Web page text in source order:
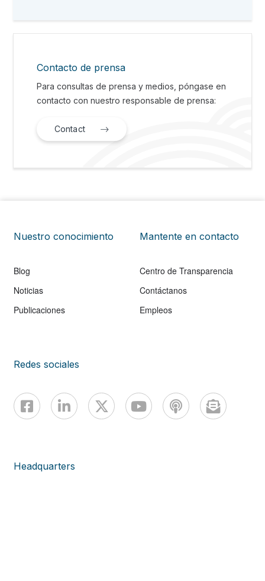
Contacto de prensa
Para consultas de prensa y medios, póngase en
contacto con nuestro responsable de prensa:
Contact
Nuestro conocimiento
Blog
Noticias
Publicaciones
Mantente en contacto
Centro de Transparencia
Contáctanos
Empleos
Redes sociales
Headquarters